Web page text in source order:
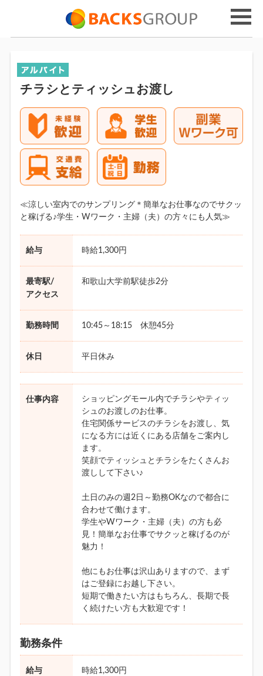
チラシとティッシュお渡し
≪涼しい室内でのサンプリング＊簡単なお仕事なのでサクッ
と稼げる♪学生・Wワーク・主婦（夫）の方々にも人気≫
給与 時給1,300円
最寄駅/
アクセス
和歌山大学前駅徒歩2分
勤務時間 10:45～18:15 休憩45分
休日 平日休み
仕事内容
ショッピングモール内でチラシやティッ
シュのお渡しのお仕事。
住宅関係サービスのチラシをお渡し、気
になる方には近くにある店舗をご案内し
ます。
笑顔でティッシュとチラシをたくさんお
渡しして下さい♪
土日のみの週2日～勤務OKなので都合に
合わせて働けます。
学生やWワーク・主婦（夫）の方も必
見！簡単なお仕事でサクッと稼げるのが
魅力！
他にもお仕事は沢山ありますので、まず
はご登録にお越し下さい。
短期で働きたい方はもちろん、長期で長
く続けたい方も大歓迎です！
勤務条件
給与 時給1,300円